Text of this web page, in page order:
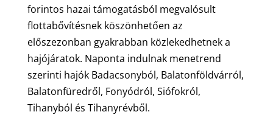
forintos hazai támogatásból megvalósult
flottabővítésnek köszönhetően az
előszezonban gyakrabban közlekedhetnek a
hajójáratok. Naponta indulnak menetrend
szerinti hajók Badacsonyból, Balatonföldvárról,
Balatonfüredről, Fonyódról, Siófokról,
Tihanyból és Tihanyrévből.